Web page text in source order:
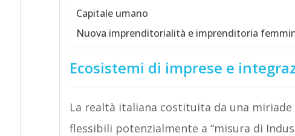
Capitale umano
Nuova imprenditorialità e imprenditoria
Ecosistemi di imprese e
La realtà italiana costituita da una
flessibili potenzialmente a “misura di